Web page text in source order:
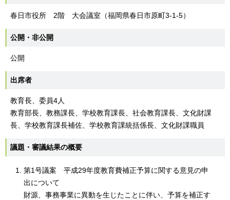
春日市役所 2階 大会議室（福岡県春日市原町3-1-5）
公開・非公開
公開
出席者
教育長、委員4人
教育部長、教務課長、学校教育課長、社会教育課長、文化財課
長、学校教育課長補佐、学校教育課統括係長、文化財課職員
議題・審議結果の概要
第1号議案 平成29年度教育費補正予算に関する意見の申
出について
財源、事務事業に異動を生じたことに伴い、予算を補正す